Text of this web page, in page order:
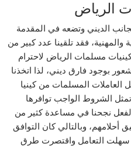
الرياض
الديني وتضعه في المقدمة
والمهنية، فقد تلقينا عدد كبير من
مسلمات الرياض لاحترام
بوجود فارق ديني، لذا اتخذنا
العاملات المسلمات من كينيا
الشروط الواجب توافرها
نجحنا في مساعدة كثير من
أحلامهم، وبالتالي كان التوافق
سهلت التعامل واقتصرت طرق